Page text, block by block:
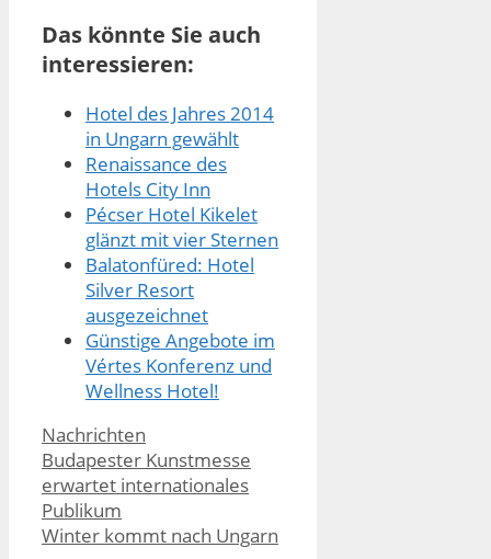
Das könnte Sie auch
interessieren:
Hotel des Jahres 2014
in Ungarn gewählt
Renaissance des
Hotels City Inn
Pécser Hotel Kikelet
glänzt mit vier Sternen
Balatonfüred: Hotel
Silver Resort
ausgezeichnet
Günstige Angebote im
Vértes Konferenz und
Wellness Hotel!
Kategorien
Nachrichten
Budapester Kunstmesse
erwartet internationales
Publikum
Winter kommt nach Ungarn